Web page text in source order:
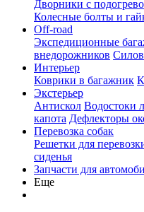
Дворники с
Колесные болты и
Off-road
Экспедиционные
внедорожников
Интерьер
Коврики в багажник
Экстерьер
Антискол Водостоки
капота Дефлекторы
Перевозка собак
Решетки для
сиденья
Запчасти для
Еще